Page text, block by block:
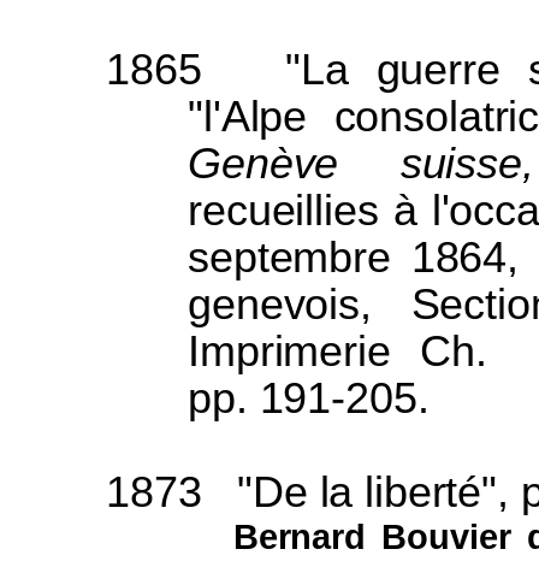
1865
"La guerre
"l'Alpe
Genève suisse,
recueillies à
septembre
genevois,
Imprimerie Ch.
pp. 191-205.
1873
"De la liberté",
Bernard Bouvier